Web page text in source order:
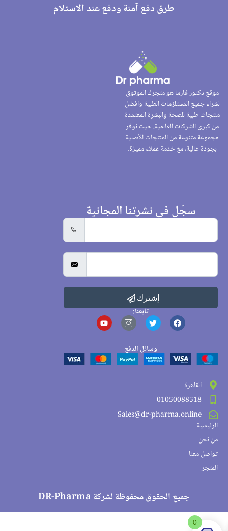
طرق دفع آمنة ودفع عند الاستلام
موقع دكتور فارما هو متجرك الموثوق
لشراء جميع المستلزمات الطبية وافضل
منتجات طبية للصحة والبشرة المعتمدة
من كبرى الشركات العالمية، حيث نوفر
مجموعة متنوعة من المنتجات الأصلية
بجودة عالية، مع خدمة عملاء مميزة.
سجّل في نشرتنا المجانية
إشترك
تابعنا:
وسائل الدفع
القاهرة
01050088518
Sales@dr-pharma.online
الرئيسية
من نحن
تواصل معنا
المتجر
جميع الحقوق محفوظة لشركة DR-Pharma
0